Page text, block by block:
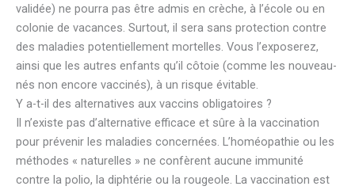
validée) ne pourra pas être admis en crèche, à l’école ou en
colonie de vacances. Surtout, il sera sans protection contre
des maladies potentiellement mortelles. Vous l’exposerez,
ainsi que les autres enfants qu’il côtoie (comme les nouveau-
nés non encore vaccinés), à un risque évitable.
Y a-t-il des alternatives aux vaccins obligatoires ?
Il n’existe pas d’alternative efficace et sûre à la vaccination
pour prévenir les maladies concernées. L’homéopathie ou les
méthodes « naturelles » ne confèrent aucune immunité
contre la polio, la diphtérie ou la rougeole. La vaccination est